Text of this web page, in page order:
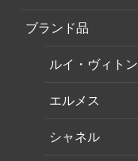
ブランド品
ルイ・ヴィトン
エルメス
シャネル